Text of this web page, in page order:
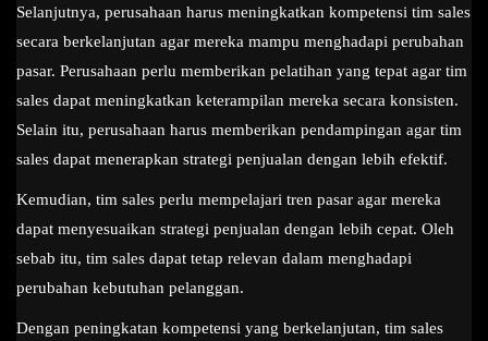
Selanjutnya, perusahaan harus meningkatkan kompetensi tim sales
secara berkelanjutan agar mereka mampu menghadapi perubahan
pasar. Perusahaan perlu memberikan pelatihan yang tepat agar tim
sales dapat meningkatkan keterampilan mereka secara konsisten.
Selain itu, perusahaan harus memberikan pendampingan agar tim
sales dapat menerapkan strategi penjualan dengan lebih efektif.
Kemudian, tim sales perlu mempelajari tren pasar agar mereka
dapat menyesuaikan strategi penjualan dengan lebih cepat. Oleh
sebab itu, tim sales dapat tetap relevan dalam menghadapi
perubahan kebutuhan pelanggan.
Dengan peningkatan kompetensi yang berkelanjutan, tim sales